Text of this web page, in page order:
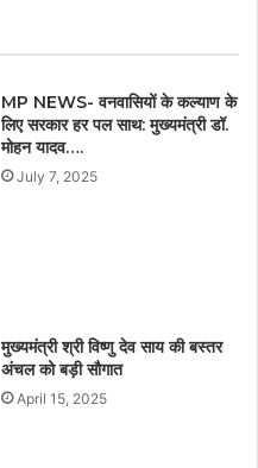
MP NEWS- वनवासियों के कल्याण के
लिए सरकार हर पल साथ: मुख्यमंत्री डॉ.
मोहन यादव….
July 7, 2025
मुख्यमंत्री श्री विष्णु देव साय की बस्तर
अंचल को बड़ी सौगात
April 15, 2025